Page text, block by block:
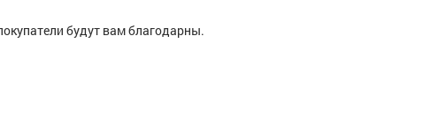
будут вам благодарны.